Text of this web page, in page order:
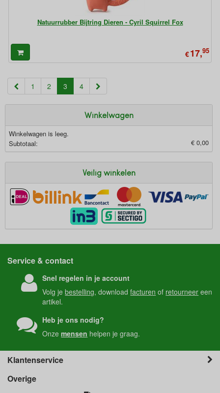
Natuurrubber Bijtring Dieren - Cyril Squirrel Fox
€17,95
1 2 3 (current)
4
Winkelwagen
Winkelwagen is leeg.
Subtotaal:
€ 0,00
Veilig winkelen
Service & contact
Snel regelen in je account
Volg jebestelling, downloadfacturen of retourneer een
artikel.
Heb je ons nodig?
Onzemensen helpen je graag.
Klantenservice
Overige